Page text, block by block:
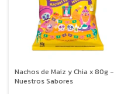
Nachos de Maiz y Chia x 80g -
Nuestros Sabores